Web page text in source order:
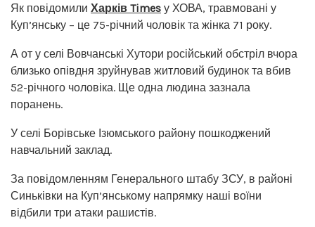
Як повідомили Харків Times у ХОВА, травмовані у
Куп’янську – це 75-річний чоловік та жінка 71 року.
А от у селі Вовчанські Хутори російський обстріл вчора
близько опівдня зруйнував житловий будинок та вбив
52-річного чоловіка. Ще одна людина зазнала
поранень.
У селі Борівське Ізюмського району пошкоджений
навчальний заклад.
За повідомленням Генерального штабу ЗСУ, в районі
Синьківки на Куп’янському напрямку наші воїни
відбили три атаки рашистів.